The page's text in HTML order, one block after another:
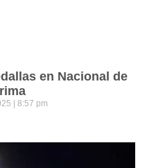
en Nacional de
8:57 pm